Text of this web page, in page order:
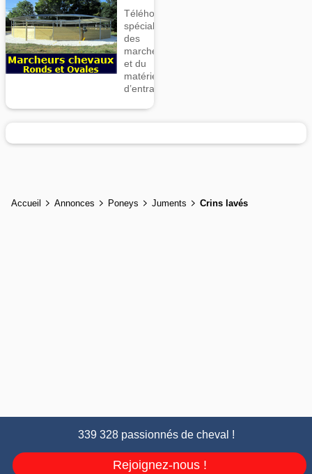
Téléhorse,
spécialiste
des
marcheurs
et du
matériel
d’entrainement
Accueil Annonces Poneys Juments Crins lavés
339 328 passionnés de cheval !
Rejoignez-nous !